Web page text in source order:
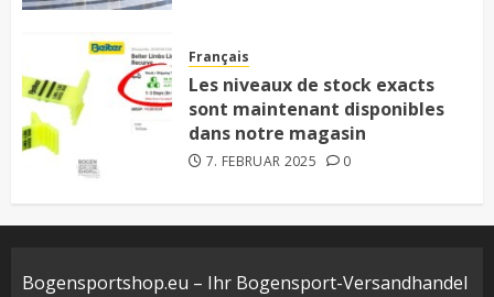
Français
Les niveaux de stock exacts
sont maintenant disponibles
dans notre magasin
7. FEBRUAR 2025 0
Bogensportshop.eu – Ihr Bogensport-Versandhandel